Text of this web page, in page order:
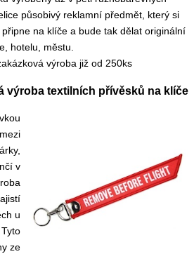
působivý reklamní předmět, který si
na klíče a bude tak dělat originální
hotelu, městu.
výroba již od 250ks
výroba textilních přívěsků na klíče
v
u
ze